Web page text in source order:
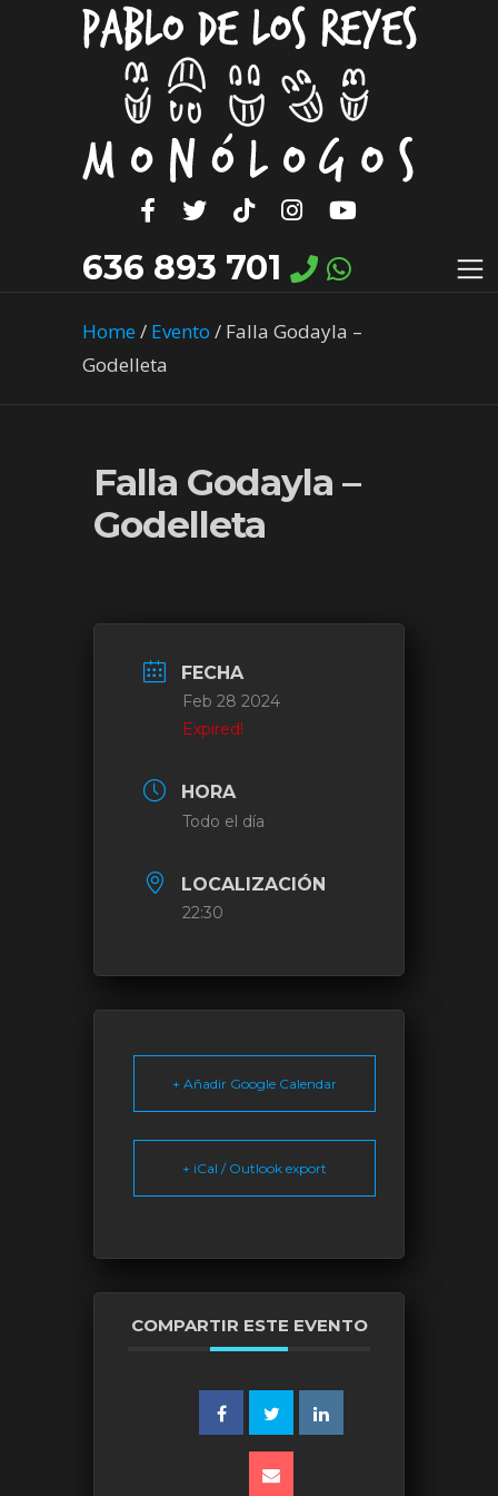
636 893 701
Home/ Evento / Falla Godayla –
Godelleta
Falla Godayla –
Godelleta
FECHA
Feb 28 2024
Expired!
HORA
Todo el día
LOCALIZACIÓN
22:30
+ Añadir Google Calendar
+ iCal / Outlook export
COMPARTIR ESTE EVENTO